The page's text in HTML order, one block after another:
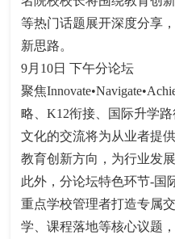
等热门话题展开深度分享
新思路。
9月10日 下午分论坛
聚焦
略、K12衔接、国际升学
文化的交流将为从业者提
教育创新方向，为行业发
此外，分论坛特色环节-国
重点学校管理者打造专属
学、课程落地等核心议题